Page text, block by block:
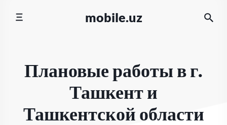
mobile.uz
Плановые работы в г.
Ташкент и
Ташкентской области